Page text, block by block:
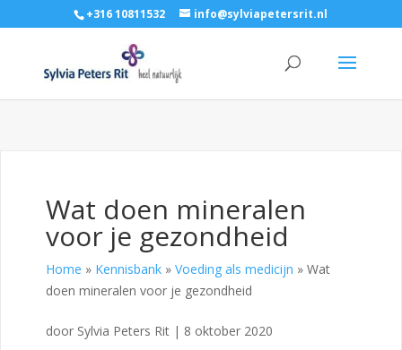
+316 10811532 info@sylviapetersrit.nl
Wat doen mineralen
voor je gezondheid
Home » Kennisbank » Voeding als medicijn » Wat
doen mineralen voor je gezondheid
door Sylvia Peters Rit | 8 oktober 2020